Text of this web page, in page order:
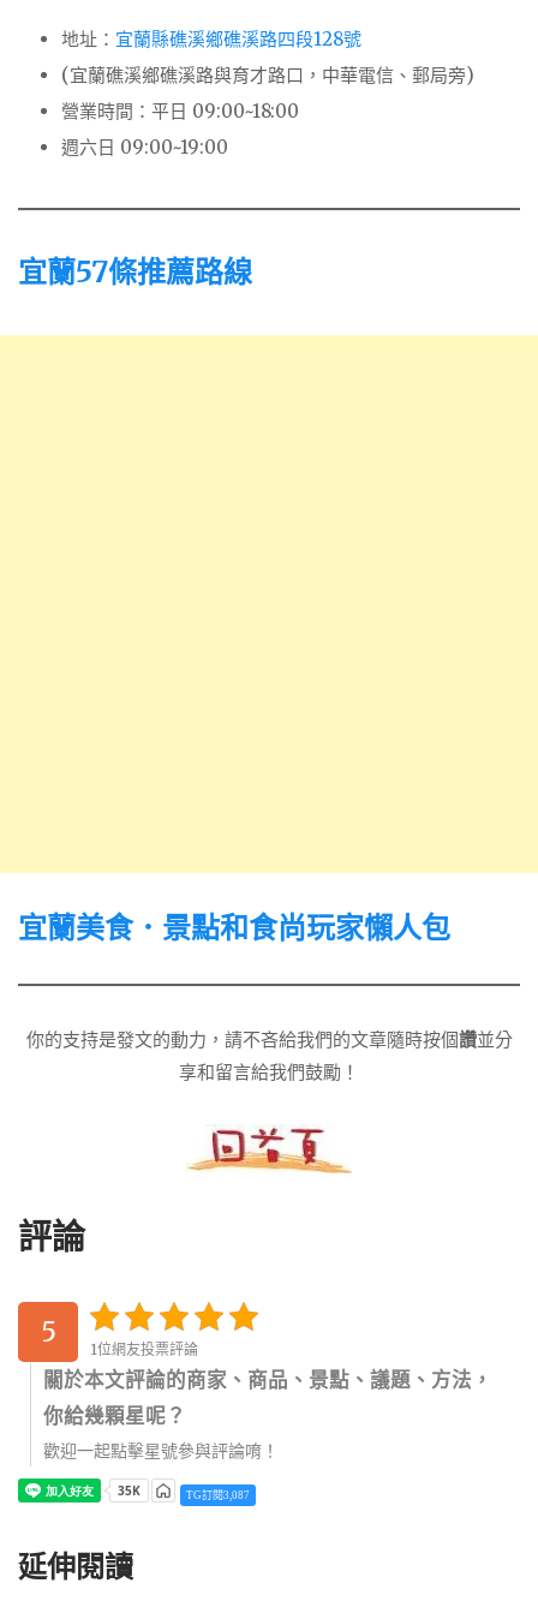
地址： 宜蘭縣礁溪鄉礁溪路四段128號
(宜蘭礁溪鄉礁溪路與育才路口，中華電信、郵局旁)
營業時間：平日 09:00~18:00
週六日 09:00~19:00
宜蘭57條推薦路線
宜蘭美食．景點和食尚玩家懶人包
你的支持是發文的動力，請不吝給我們的文章隨時按個讚並分
享和留言給我們鼓勵！
評論
5
1位網友投票評論
關於本文評論的商家、商品、景點、議題、方法，
你給幾顆星呢？
歡迎一起點擊星號參與評論唷！
TG訂閱3,087
延伸閱讀